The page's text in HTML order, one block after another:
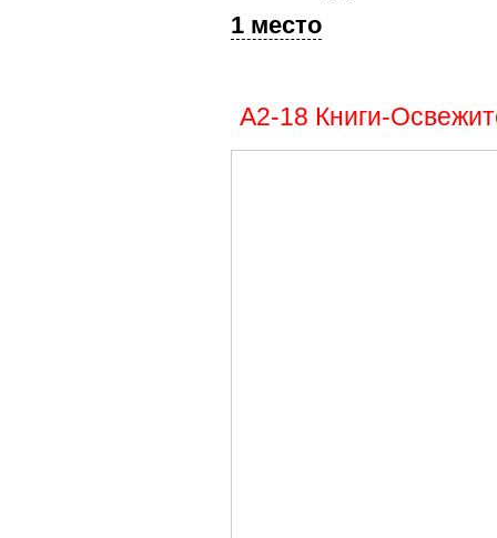
1 место
А2-18 Книги-